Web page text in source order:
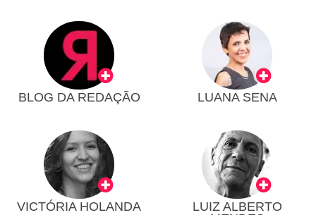
BLOG DA REDAÇÃO LUANA SENA
VICTÓRIA HOLANDA
LUIZ ALBERTO